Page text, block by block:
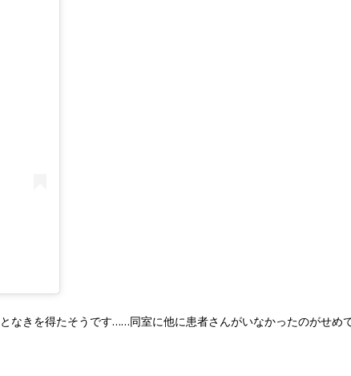
なきを得たそうです……同室に他に患者さんがいなかったのがせ